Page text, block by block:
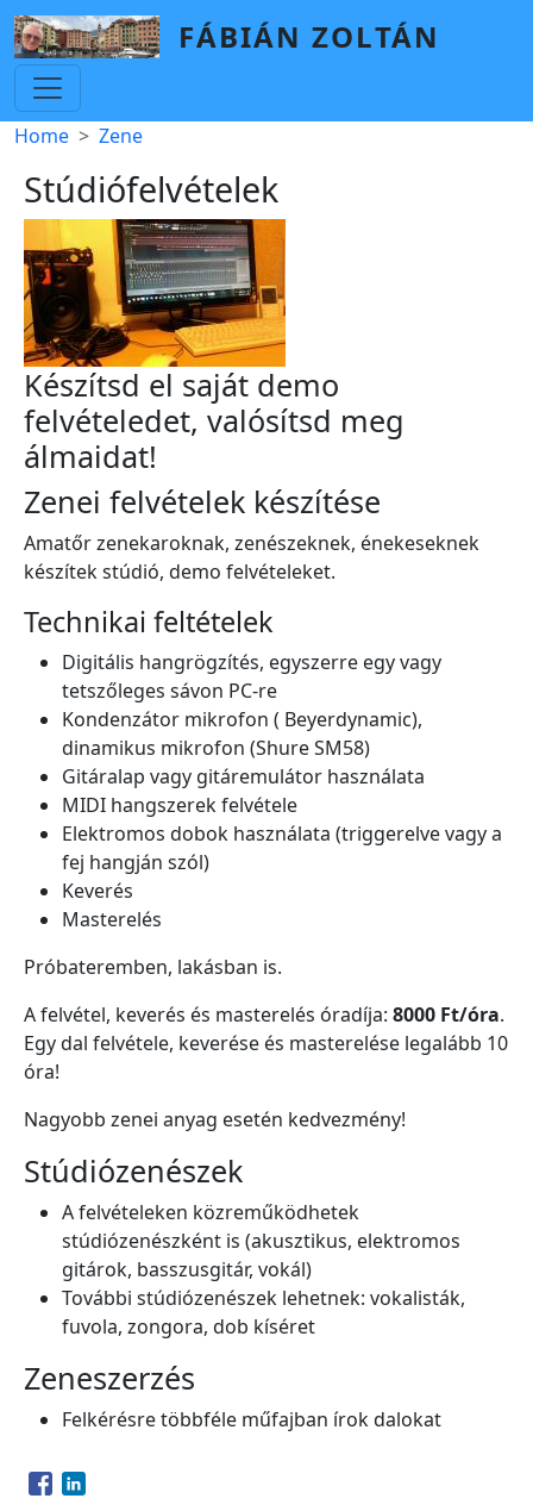
Skip to main content
FÁBIÁN ZOLTÁN
Breadcrumb
Home Zene
Stúdiófelvételek
Készítsd el saját demo
felvételedet, valósítsd meg
álmaidat!
Zenei felvételek készítése
Amatőr zenekaroknak, zenészeknek, énekeseknek
készítek stúdió, demo felvételeket.
Technikai feltételek
Digitális hangrögzítés, egyszerre egy vagy
tetszőleges sávon PC-re
Kondenzátor mikrofon ( Beyerdynamic),
dinamikus mikrofon (Shure SM58)
Gitáralap vagy gitáremulátor használata
MIDI hangszerek felvétele
Elektromos dobok használata (triggerelve vagy a
fej hangján szól)
Keverés
Masterelés
Próbateremben, lakásban is.
A felvétel, keverés és masterelés óradíja: 8000 Ft/óra.
Egy dal felvétele, keverése és masterelése legalább 10
óra!
Nagyobb zenei anyag esetén kedvezmény!
Stúdiózenészek
A felvételeken közreműködhetek
stúdiózenészként is (akusztikus, elektromos
gitárok, basszusgitár, vokál)
További stúdiózenészek lehetnek: vokalisták,
fuvola, zongora, dob kíséret
Zeneszerzés
Felkérésre többféle műfajban írok dalokat
Opens in a new window
Opens in a new window